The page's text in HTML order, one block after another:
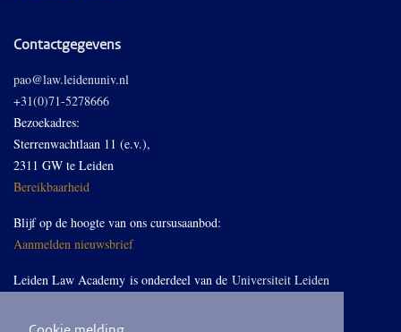
Contactgegevens
pao@law.leidenuniv.nl
+31(0)71-5278666
Bezoekadres:
Sterrenwachtlaan 11 (e.v.),
2311 GW te Leiden
Bereikbaarheid
Blijf op de hoogte van ons cursusaanbod:
Aanmelden nieuwsbrief
Leiden Law Academy is onderdeel van de Universiteit Leiden